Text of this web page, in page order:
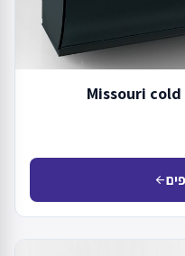
Missouri cold
arrow_back